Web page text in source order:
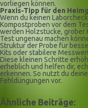
vorliegen können.
Praxis-Tipp für den
Wenn du keinen
Kompostproben vor dem
werden Holzstücke, grober
Test ungenau machen
Struktur der Probe für
Kits oder stabilere
Diese kleinen Schritte
erheblich und helfen dir,
erkennen. So nutzt du
Fehldüngungen vor.
Ähnliche Beiträge: